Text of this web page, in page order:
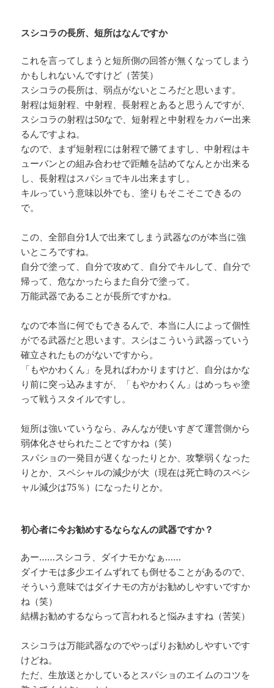
スシコラの長所、短所はなんですか
これを言ってしまうと短所側の回答が無くなってしまう
かもしれないんですけど（苦笑）
スシコラの長所は、弱点がないところだと思います。
射程は短射程、中射程、長射程とあると思うんですが、
スシコラの射程は50なで、短射程と中射程をカバー出来
るんですよね。
なので、まず短射程には射程で勝てますし、中射程はキ
ューバンとの組み合わせで距離を詰めてなんとか出来る
し、長射程はスパショでキル出来ますし。
キルっていう意味以外でも、塗りもそこそこできるの
で。
この、全部自分1人で出来てしまう武器なのが本当に強
いところですね。
自分で塗って、自分で攻めて、自分でキルして、自分で
帰って、危なかったらまた自分で塗って。
万能武器であることが長所ですかね。
なので本当に何でもできるんで、本当に人によって個性
がでる武器だと思います。スシはこういう武器っていう
確立されたものがないですから。
「もやかわくん」を見ればわかりますけど、自分はかな
り前に突っ込みますが、「もやかわくん」はめっちゃ塗
って戦うスタイルですし。
短所は強いていうなら、みんなが使いすぎて運営側から
弱体化させられたことですかね（笑）
スパショの一発目が遅くなったりとか、攻撃弱くなった
りとか、スペシャルの減少が大（現在は死亡時のスペシ
ャル減少は75％）になったりとか。
初心者に今お勧めするならなんの武器ですか？
あー……スシコラ、ダイナモかなぁ……
ダイナモは多少エイムずれても倒せることがあるので、
そういう意味ではダイナモの方がお勧めしやすいですか
ね（笑）
結構お勧めするならって言われると悩みますね（苦笑）
スシコラは万能武器なのでやっぱりお勧めしやすいです
けどね。
ただ、生放送とかしているとスパショのエイムのコツを